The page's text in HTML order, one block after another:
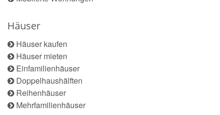
Häuser
Häuser kaufen
Häuser mieten
Einfamilienhäuser
Doppelhaushälften
Reihenhäuser
Mehrfamilienhäuser